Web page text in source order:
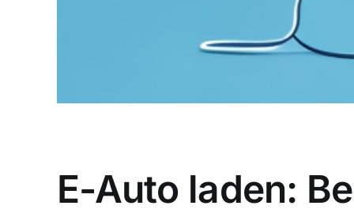
E-Auto laden: